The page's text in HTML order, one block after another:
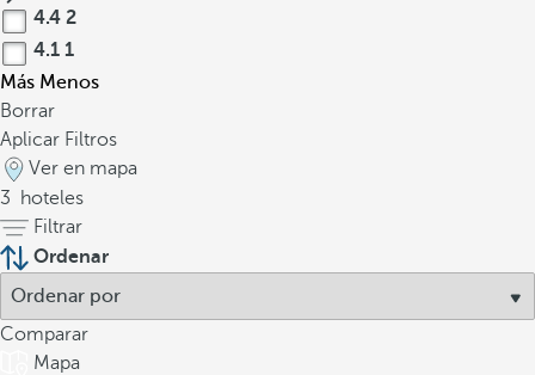
4.4 2
4.1 1
Más Menos
Borrar
Aplicar Filtros
Ver en mapa
3
hoteles
Filtrar
Ordenar
Comparar
Mapa